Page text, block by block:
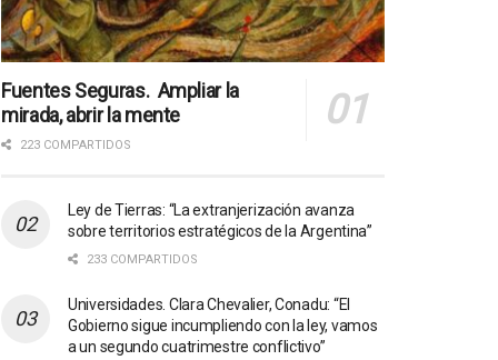
Fuentes Seguras. Ampliar la
mirada, abrir la mente
223 COMPARTIDOS
Ley de Tierras: “La extranjerización avanza
sobre territorios estratégicos de la Argentina”
233 COMPARTIDOS
Universidades. Clara Chevalier, Conadu: “El
Gobierno sigue incumpliendo con la ley, vamos
a un segundo cuatrimestre conflictivo”